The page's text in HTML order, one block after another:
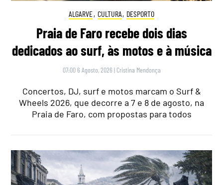
ALGARVE, CULTURA, DESPORTO
Praia de Faro recebe dois dias
dedicados ao surf, às motos e à música
07:00 6 Agosto, 2026 | Cristina Mendonça
Concertos, DJ, surf e motos marcam o Surf &
Wheels 2026, que decorre a 7 e 8 de agosto, na
Praia de Faro, com propostas para todos